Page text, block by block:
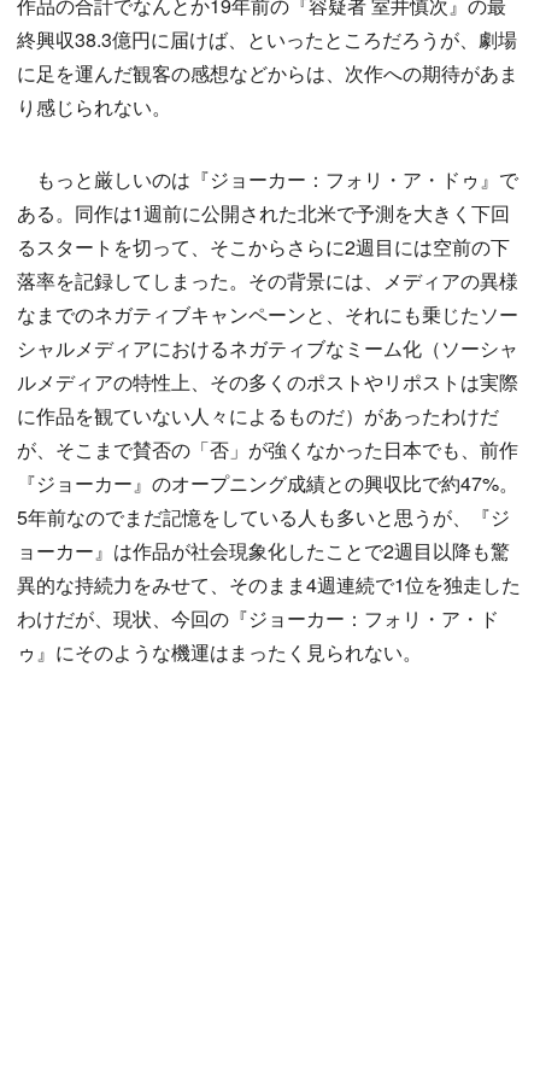
作品の合計でなんとか19年前の『容疑者 室井慎次』の最
終興収38.3億円に届けば、といったところだろうが、劇場
に足を運んだ観客の感想などからは、次作への期待があま
り感じられない。
もっと厳しいのは『ジョーカー：フォリ・ア・ドゥ』で
ある。同作は1週前に公開された北米で予測を大きく下回
るスタートを切って、そこからさらに2週目には空前の下
落率を記録してしまった。その背景には、メディアの異様
なまでのネガティブキャンペーンと、それにも乗じたソー
シャルメディアにおけるネガティブなミーム化（ソーシャ
ルメディアの特性上、その多くのポストやリポストは実際
に作品を観ていない人々によるものだ）があったわけだ
が、そこまで賛否の「否」が強くなかった日本でも、前作
『ジョーカー』のオープニング成績との興収比で約47%。
5年前なのでまだ記憶をしている人も多いと思うが、『ジ
ョーカー』は作品が社会現象化したことで2週目以降も驚
異的な持続力をみせて、そのまま4週連続で1位を独走した
わけだが、現状、今回の『ジョーカー：フォリ・ア・ド
ゥ』にそのような機運はまったく見られない。